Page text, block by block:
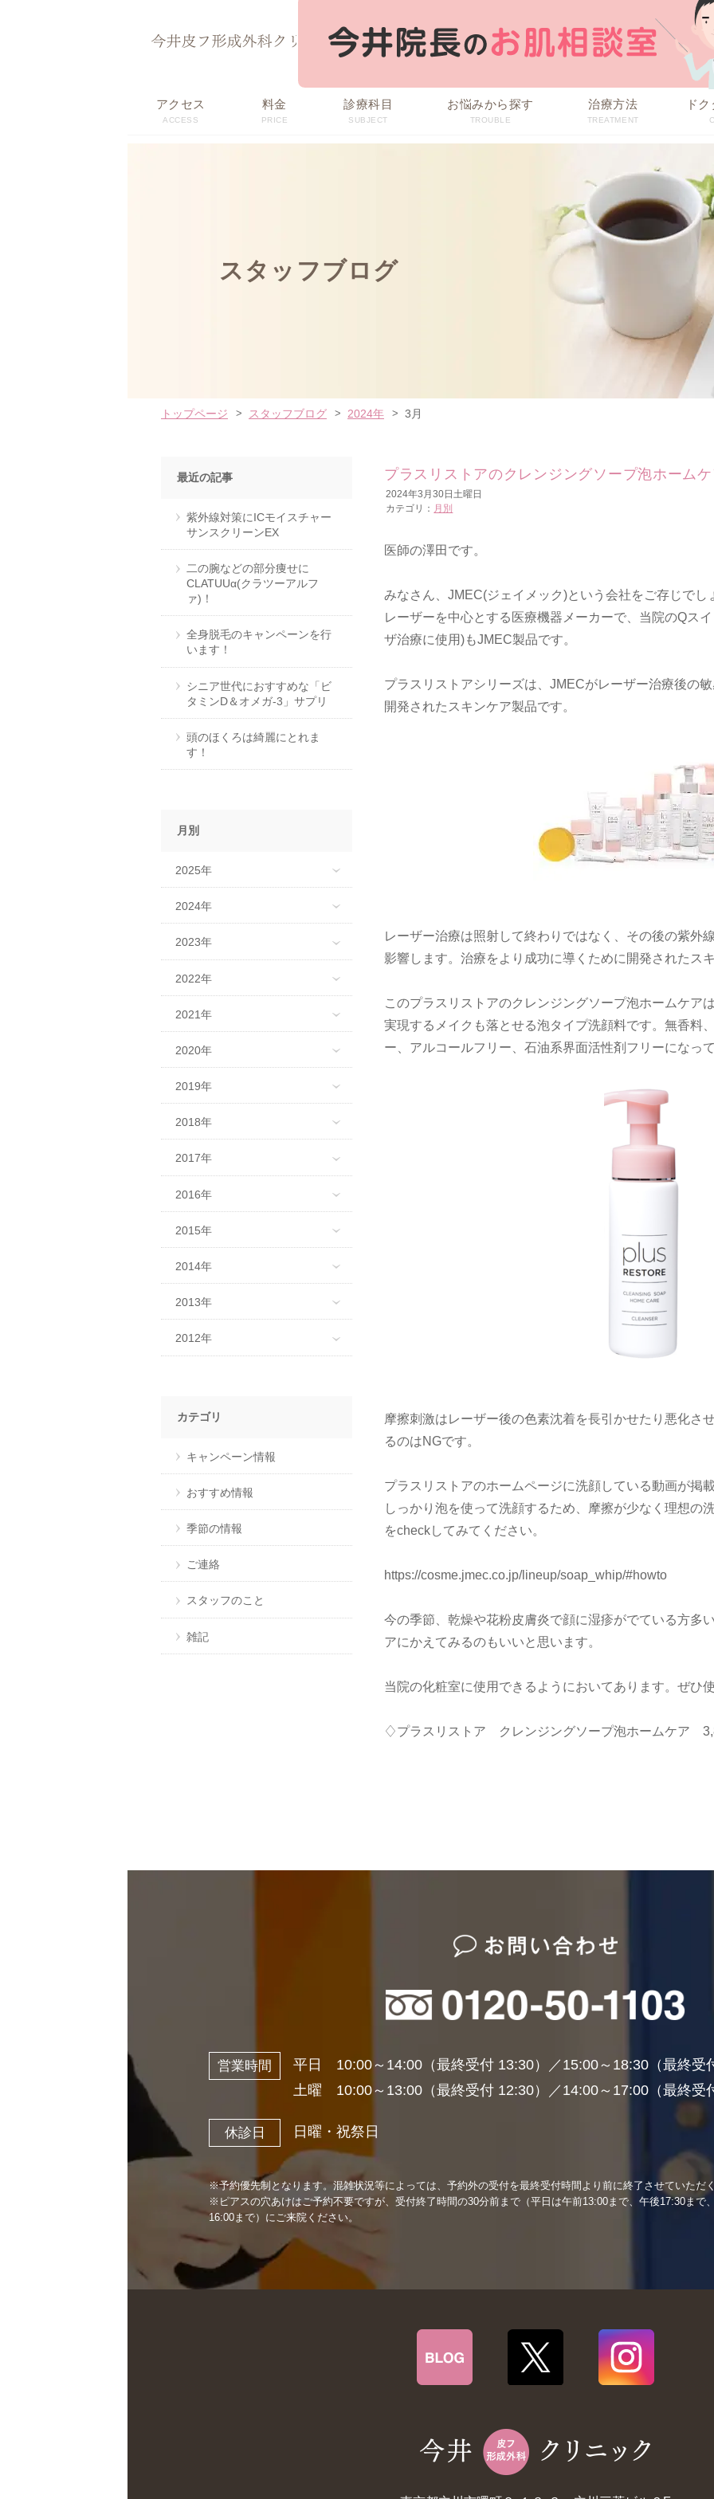
アクセス
ACCESS
料金
PRICE
診療科目
SUBJECT
お悩みから探す
TROUBLE
治療方法
TREATMENT
ド
スタッフブログ
トップページ スタッフブログ 2024年 3月
プラスリストアのクレンジングソープ泡ホーム
2024年3月30日土曜日
カテゴリ： 月別
医師の澤田です。
みなさん、JMEC(ジェイメック)という会社をご存じでし
レーザーを中心とする医療機器メーカーで、当院のQス
ザ治療に使用)もJMEC製品です。
プラスリストアシリーズは、JMECがレーザー治療後の
開発されたスキンケア製品です。
レーザー治療は照射して終わりではなく、その後の紫外
影響します。治療をより成功に導くために開発されたス
このプラスリストアのクレンジングソープ泡ホームケア
実現するメイクも落とせる泡タイプ洗顔料です。無香料
ー、アルコールフリー、石油系界面活性剤フリーになって
摩擦刺激はレーザー後の色素沈着を長引かせたり悪化さ
るのはNGです。
プラスリストアのホームページに洗顔している動画が掲
しっかり泡を使って洗顔するため、摩擦が少なく理想の
をcheckしてみてください。
https://cosme.jmec.co.jp/lineup/soap_whip/#howto
今の季節、乾燥や花粉皮膚炎で顔に湿疹がでている方多
アにかえてみるのもいいと思います。
当院の化粧室に使用できるようにおいてあります。ぜひ
♢プラスリストア クレンジングソープ泡ホームケア
最近の記事
紫外線対策にICモイスチャー
サンスクリーンEX
二の腕などの部分痩せに
CLATUUα(クラツーアルフ
ァ)！
全身脱毛のキャンペーンを行
います！
シニア世代におすすめな「ビ
タミンD＆オメガ-3」サプリ
頭のほくろは綺麗にとれま
す！
月別
2025年
2024年
2023年
2022年
2021年
2020年
2019年
2018年
2017年
2016年
2015年
2014年
2013年
2012年
カテゴリ
キャンペーン情報
おすすめ情報
季節の情報
ご連絡
スタッフのこと
雑記
営業時間 平日 10:00～14:00（最終受付 13:30） ／ 15:00～18:30（最終受
土曜 10:00～13:00（最終受付 12:30）
／ 14:00～17:00（最終受
休診日 日曜・祝祭日
※予約優先制となります。混雑状況等によっては、予約外の受付を最終受付時間より前に終了させていただ
※ピアスの穴あけはご予約不要ですが、受付終了時間の30分前まで（平日は午前13:00まで、午後17:30まで
16:00まで）にご来院ください。